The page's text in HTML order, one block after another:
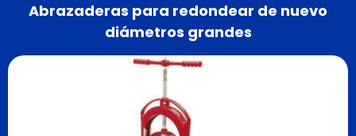
Abrazaderas para redondear de nuevo
diámetros grandes